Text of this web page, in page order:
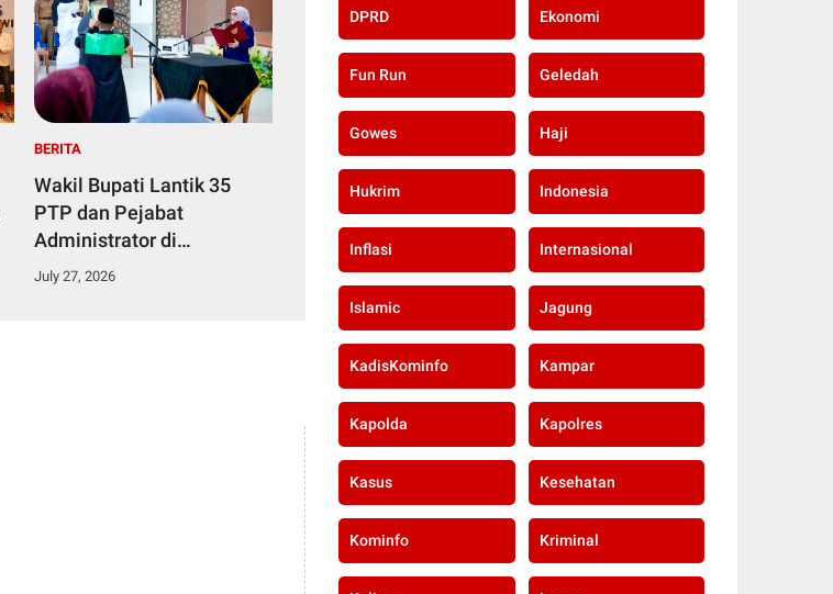
BERITA
Wakil Bupati Lantik 35
PTP dan Pejabat
Administrator di
Lingkungan Pemkab
July 27, 2026
DPRD Ekonomi
Fun Run Geledah
Gowes Haji
Hukrim Indonesia
Inflasi Internasional
Islamic Jagung
KadisKominfo Kampar
Kapolda Kapolres
Kasus Kesehatan
Kominfo Kriminal